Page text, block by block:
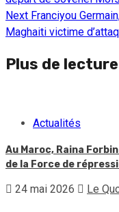
Reading
Next Franciyou
Maghaiti victime
Plus de
Actualités
Au Maroc, Raina
de la Force de
24 mai 2026 Le